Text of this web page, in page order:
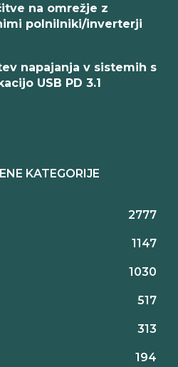
na omrežje z
polnilniki/inverterji
napajanja v sistemih s
USB PD 3.1
KATEGORIJE
2777
1147
1030
517
313
194